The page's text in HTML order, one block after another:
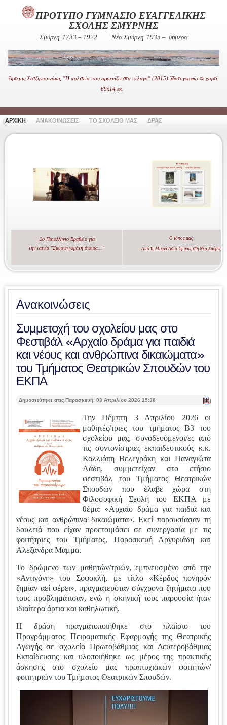
ΠΡΟΤΥΠΟ ΓΥΜΝΑΣΙΟ ΕΥΑΓΓΕΛΙΚΗΣ
ΣΧΟΛΗΣ ΣΜΥΡΝΗΣ
Σμύρνη 1733 – 1922 Νέα Σμύρνη 1935 – σήμερα
Άρτεμις Χατζηγιαννάκη, "Η πολιτεία που αρμενίζει στα πέλαγα" (2015) Υδατογραφία σε χαρτί,
69x14 εκ.
ΑΡΧΙΚΗ ΑΝΑΚΟΙΝΩΣΕΙΣ ΤΟ ΣΧΟΛΕΙΟ ΜΑΣ ΔΡΑΣΤΗΡΙΟΤΗΤΕΣ
2ο Πανελλήνιο Βραβείο για
την ταινία "Σμύρνη γεμάτη όνειρα..."
Ο τόπος μας
Από τη Μικρά Ασία-Σμύρνη στη Νέα Σμύρνη
Ανακοινώσεις
Συμμετοχή του σχολείου μας στο
Φεστιβάλ «Αρχαίο δράμα για παιδιά
και νέους και ανθρώπινα δικαιώματα»
του Τμήματος Θεατρικών Σπουδών του
ΕΚΠΑ
| Ε
ωσ
η |
Δημοσιεύτηκε στις Παρασκευή, 03 Απριλίου 2026 15:38
Tην Πέμπτη 3 Απριλίου 2026 οι
μαθητές/τριες του τμήματος Β3 του
σχολείου μας, συνοδευόμενοι/ες από
τις συντονίστριες εκπαιδευτικούς κ.κ.
Καλλιόπη Βελεγράκη και Παναγιώτα
Λάδη, συμμετείχαν στο ετήσιο
φεστιβάλ του Τμήματος Θεατρικών
Σπουδών που έλαβε χώρα στη
Φιλοσοφική Σχολή του ΕΚΠΑ με
θέμα: «Αρχαίο δράμα για παιδιά και
νέους και ανθρώπινα δικαιώματα». Εκεί παρουσίασαν τη
δουλειά που είχαν προετοιμάσει σε συνεργασία με τις
φοιτήτριες του Τμήματος, Παρασκευή Αργυριάδη και
Αλεξάνδρα Μάμμα.
Το δρώμενο των μαθητών/τριών, εμπνευσμένο από την
«Αντιγόνη» του Σοφοκλή, με τίτλο «Κέρδος πονηρόν
ζημίαν αεί φέρει», πραγματευόταν σύγχρονα ζητήματα που
τους προβλημάτισαν, ενώ η σκηνική τους παρουσία ήταν
ιδιαίτερα άρτια και καθηλωτική.
Η δράση πραγματοποιήθηκε στο πλαίσιο του
Προγράμματος Πειραματικής Εφαρμογής της Θεατρικής
Αγωγής σε σχολεία Πρωτοβάθμιας και Δευτεροβάθμιας
Εκπαίδευσης και υλοποιήθηκε ως μέρος της πρακτικής
άσκησης στο σχολείο μας προπτυχιακών φοιτητών/
φοιτητριών του Τμήματος Θεατρικών Σπουδών.